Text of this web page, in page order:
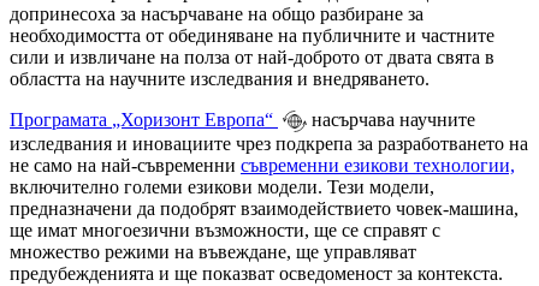
допринесоха за насърчаване на общо разбиране за
необходимостта от обединяване на публичните и частните
сили и извличане на полза от най-доброто от двата свята в
областта на научните изследвания и внедряването.
Програмата „Хоризонт Европа“
насърчава научните
изследвания и иновациите чрез подкрепа за разработването на
не само на най-съвременни съвременни езикови технологии,
включително големи езикови модели. Тези модели,
предназначени да подобрят взаимодействието човек-машина,
ще имат многоезични възможности, ще се справят с
множество режими на въвеждане, ще управляват
предубежденията и ще показват осведоменост за контекста.